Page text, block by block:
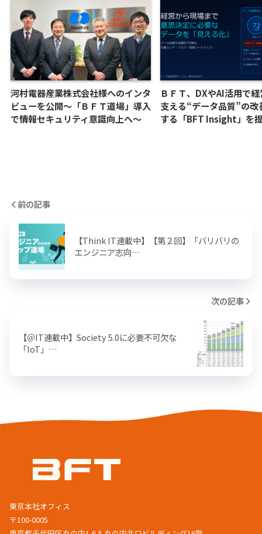
河村電器産業株式会社様へのインタ
ビューを公開～「ＢＦＴ道場」導入
で情報セキュリティ意識向上へ～
ＢＦＴ、DXやAI活用で
支える“データ品質”の改
する「BFT Insight」を
前の記事
【Think IT連載中】【第２回】「バリバリの
エンジニア志向…
次の記事
【＠IT連載中】Society 5.0に必要不可欠な
「IoT」…
東京本社オフィス
〒100-0005